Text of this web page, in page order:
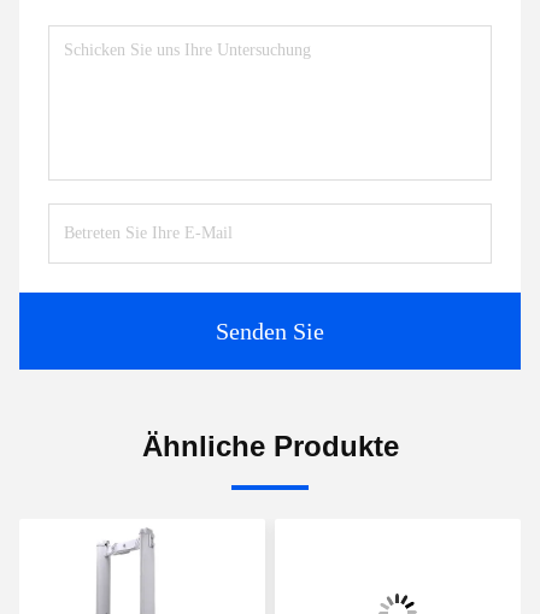
Senden Sie
Ähnliche Produkte